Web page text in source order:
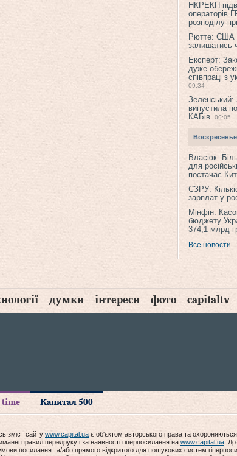
НКРЕКП
операторів
розподілу
Рютте: США
залишатись
Експерт:
дуже
співпраці з
09:34
Зеленський:
випустила
КАБів
09:05
Власюк:
для
постачає
СЗРУ:
зарплат у
Мінфін:
бюджету
374,1 млрд
Все новости
думки інтереси фото capitaltv
time Капитал 500
зміст сайту www.capital.ua є об'єктом авторського права та
правил передруку і за наявності гіперпосилання на www.capital.ua .
посилання та/або прямого відкритого для пошукових систем